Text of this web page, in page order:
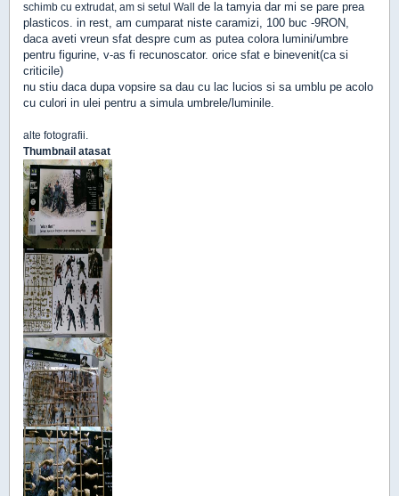
schimb cu extrudat, am si setul Wall de la tamyia dar mi se pare prea
plasticos. in rest, am cumparat niste caramizi, 100 buc -9RON,
daca aveti vreun sfat despre cum as putea colora lumini/umbre
pentru figurine, v-as fi recunoscator. orice sfat e binevenit(ca si
criticile)
nu stiu daca dupa vopsire sa dau cu lac lucios si sa umblu pe acolo
cu culori in ulei pentru a simula umbrele/luminile.
alte fotografii.
Thumbnail atasat